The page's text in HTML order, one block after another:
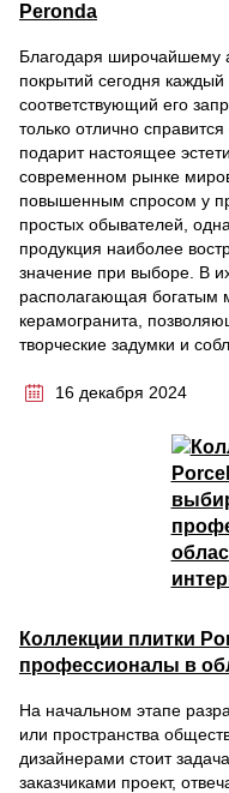
Peronda
Благодаря широчайшему
покрытий сегодня
соответствующий его
только отлично
подарит настоящее
современном рынке
повышенным спросом у
простых обывателей,
продукция наиболее
значение при выборе. В
располагающая богатым
керамогранита,
творческие задумки и
16 декабря 2024
Коллекции плитки
профессионалы в
На начальном этапе
или пространства
дизайнерами стоит
заказчиками проект,